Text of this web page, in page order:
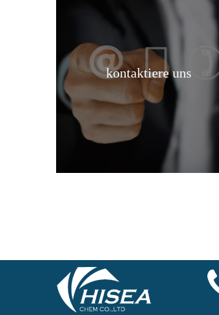
kontaktiere uns